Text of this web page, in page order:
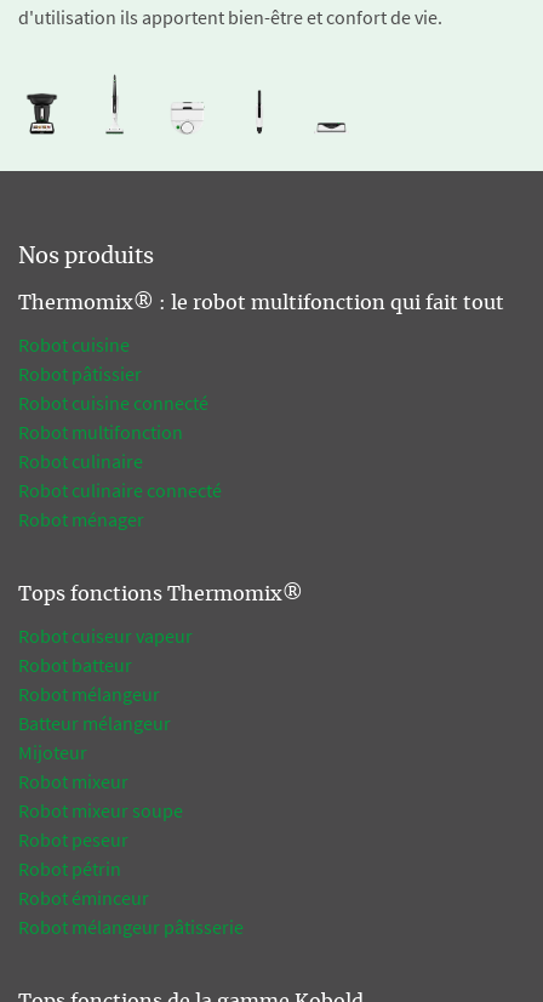
d'utilisation ils apportent bien-être et confort de vie.
Nos produits
Thermomix® : le robot multifonction qui fait tout
Robot cuisine
Robot pâtissier
Robot cuisine connecté
Robot multifonction
Robot culinaire
Robot culinaire connecté
Robot ménager
Tops fonctions Thermomix®
Robot cuiseur vapeur
Robot batteur
Robot mélangeur
Batteur mélangeur
Mijoteur
Robot mixeur
Robot mixeur soupe
Robot peseur
Robot pétrin
Robot éminceur
Robot mélangeur pâtisserie